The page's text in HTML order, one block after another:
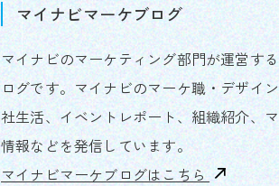
マイナビマーケブログ
マイナビのマーケティング部門が運営す
ログです。マイナビのマーケ職・デザイ
社生活、イベントレポート、組織紹介、
情報などを発信しています。
マイナビマーケブログはこちら